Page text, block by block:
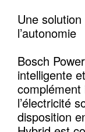
Une
l’autonomie
Bosch
intelligente
l’électricité
disposition